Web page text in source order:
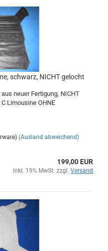
schwarz, NICHT gelocht
neuer Fertigung, NICHT
Limousine OHNE
(Ausland abweichend)
199,00 EUR
inkl. 19% MwSt. zzgl. Versand